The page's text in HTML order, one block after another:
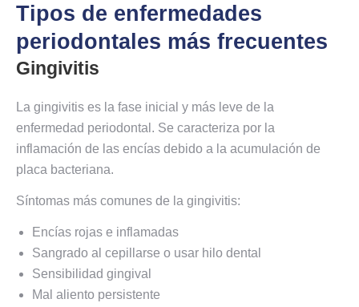
Tipos de enfermedades
periodontales más frecuentes
Gingivitis
La gingivitis es la fase inicial y más leve de la
enfermedad periodontal. Se caracteriza por la
inflamación de las encías debido a la acumulación de
placa bacteriana.
Síntomas más comunes de la gingivitis:
Encías rojas e inflamadas
Sangrado al cepillarse o usar hilo dental
Sensibilidad gingival
Mal aliento persistente